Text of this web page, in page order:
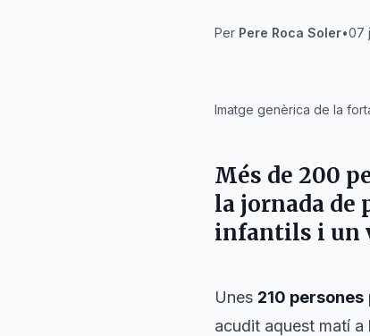
Per Pere Roca Soler•07
Imatge genèrica de la
Més de 200
la jornada de
infantils i un
Unes 210 persones
acudit aquest matí a